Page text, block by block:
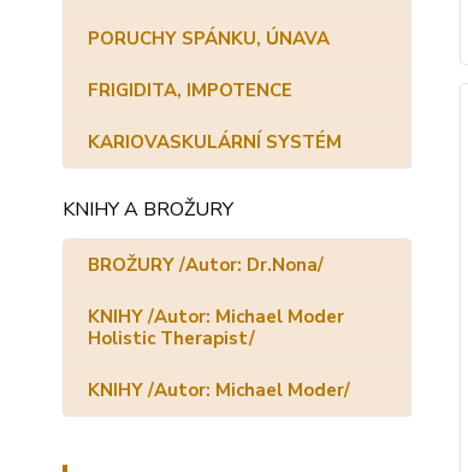
PORUCHY SPÁNKU, ÚNAVA
FRIGIDITA, IMPOTENCE
KARIOVASKULÁRNÍ SYSTÉM
KNIHY A BROŽURY
BROŽURY /Autor: Dr.Nona/
KNIHY /Autor: Michael Moder
Holistic Therapist/
KNIHY /Autor: Michael Moder/